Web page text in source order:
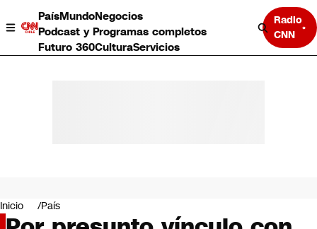
PaísMundoNegocios
Podcast y Programas completos
Futuro 360CulturaServicios
Radio
CNN
Negocios
Deportes
Inicio País